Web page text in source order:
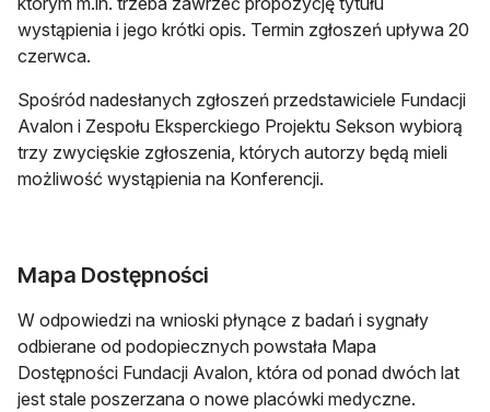
wystąpienia i jego krótki opis. Termin zgłoszeń upływa 20
czerwca.
Spośród nadesłanych zgłoszeń przedstawiciele Fundacji
Avalon i Zespołu Eksperckiego Projektu Sekson wybiorą
trzy zwycięskie zgłoszenia, których autorzy będą mieli
możliwość wystąpienia na Konferencji.
Mapa Dostępności
W odpowiedzi na wnioski płynące z badań i sygnały
odbierane od podopiecznych powstała Mapa
Dostępności Fundacji Avalon, która od ponad dwóch lat
jest stale poszerzana o nowe placówki medyczne.